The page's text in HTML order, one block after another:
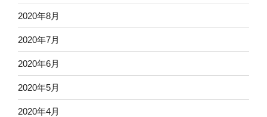
2020年8月
2020年7月
2020年6月
2020年5月
2020年4月